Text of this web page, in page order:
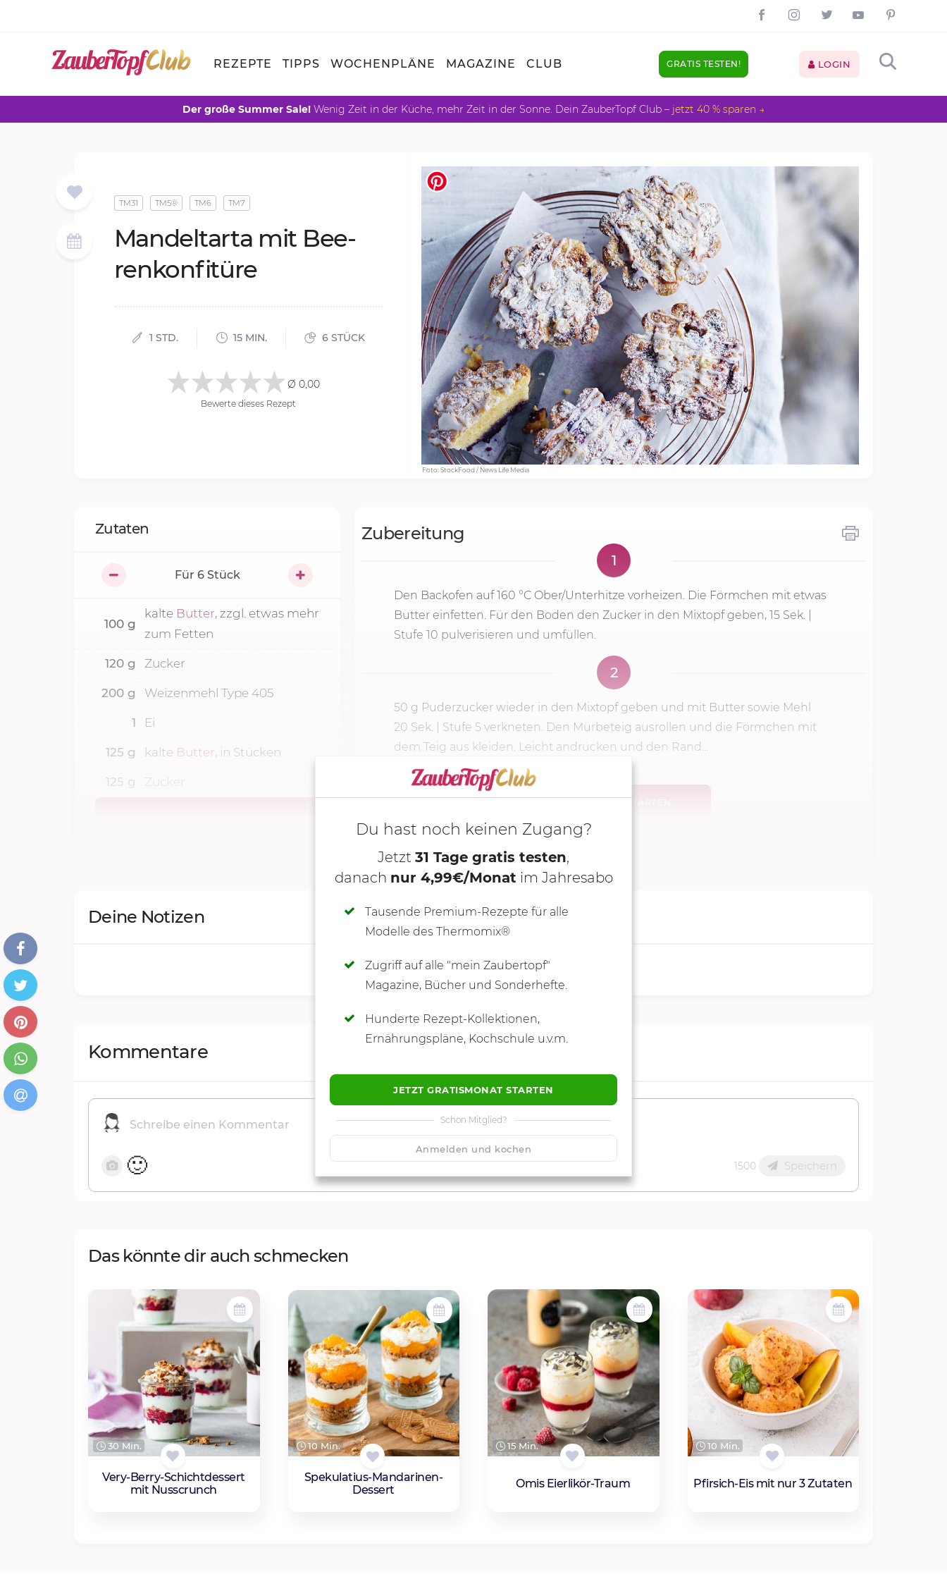
REZEPTE TIPPS WOCHENPLÄNE MAGAZINE CLUB GRATIS TESTEN! LOGIN
Der große Summer Sale! Wenig Zeit in der Küche, mehr Zeit in der Sonne. Dein ZauberTopf Club – jetzt 40 % sparen →
Foto: StockFood / News Life Media
TM31 TM5® TM6 TM7
Man­deltar­ta mit Bee­
ren­kon­fi­tü­re
1 STD. 15 MIN. 6 STÜCK
Ø 0,00
Bewerte dieses Rezept
Zubereitung
1
Den Backofen auf160 °C Ober­/Unterhitze vorheizen. Die Förmchen mit etwas
Butter einfetten. Für den Boden den Zucker in den Mixtopf geben, 15 Sek.
Stufe 10 pulverisieren und umfüllen.
2
50 g Puderzucker wieder in den Mixtopf geben und mit Butter sowie Mehl
20 Sek.
Stufe 5 verkneten. Den Mürbeteig ausrollen und die Förmchen mit
dem Teig aus­ kleiden. Leicht andrücken und den Rand...
Zutaten
Für 6Stück
100 g
kalte Butter, zzgl. etwas mehr
zum Fetten
120 g Zucker
200 g Weizenmehl Type 405
1 Ei
125 g kalte Butter, in Stücken
125 g Zucker
Deine Notizen
SCHREIBE NEUE NOTIZ
Du hast noch keinen Zugang?
Jetzt 31 Tage gratis testen,
danach nur 4,99€/Monat im Jahresabo
Tausende Premium-Rezepte für alle
Modelle des Thermomix®
Zugriff auf alle "mein Zaubertopf"
Magazine, Bücher und Sonderhefte.
Hunderte Rezept-Kollektionen,
Ernährungspläne, Kochschule u.v.m.
JETZT GRATISMONAT STARTEN
Schon Mitglied?
Anmelden und kochen
Kommentare
🙂 1500 Speichern
Das könnte dir auch schmecken
30 Min.
Very-Berry-Schichtdessert
mit Nusscrunch
10 Min.
Spekulatius-Mandarinen-
Dessert
15 Min.
Omis Eierlikör-Traum
10 Min.
Pfirsich-Eis mit nur 3 Zutaten